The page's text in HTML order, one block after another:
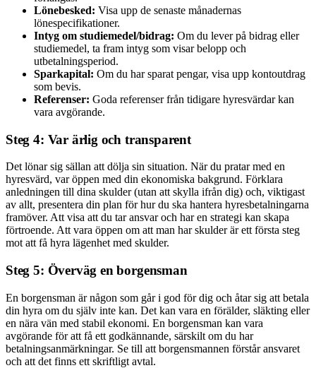
Lönebesked: Visa upp de senaste månadernas
lönespecifikationer.
Intyg om studiemedel/bidrag: Om du lever på bidrag eller
studiemedel, ta fram intyg som visar belopp och
utbetalningsperiod.
Sparkapital: Om du har sparat pengar, visa upp kontoutdrag
som bevis.
Referenser: Goda referenser från tidigare hyresvärdar kan
vara avgörande.
Steg 4: Var ärlig och transparent
Det lönar sig sällan att dölja sin situation. När du pratar med en
hyresvärd, var öppen med din ekonomiska bakgrund. Förklara
anledningen till dina skulder (utan att skylla ifrån dig) och, viktigast
av allt, presentera din plan för hur du ska hantera hyresbetalningarna
framöver. Att visa att du tar ansvar och har en strategi kan skapa
förtroende. Att vara öppen om att man har skulder är ett första steg
mot att få hyra lägenhet med skulder.
Steg 5: Överväg en borgensman
En borgensman är någon som går i god för dig och åtar sig att betala
din hyra om du själv inte kan. Det kan vara en förälder, släkting eller
en nära vän med stabil ekonomi. En borgensman kan vara
avgörande för att få ett godkännande, särskilt om du har
betalningsanmärkningar. Se till att borgensmannen förstår ansvaret
och att det finns ett skriftligt avtal.